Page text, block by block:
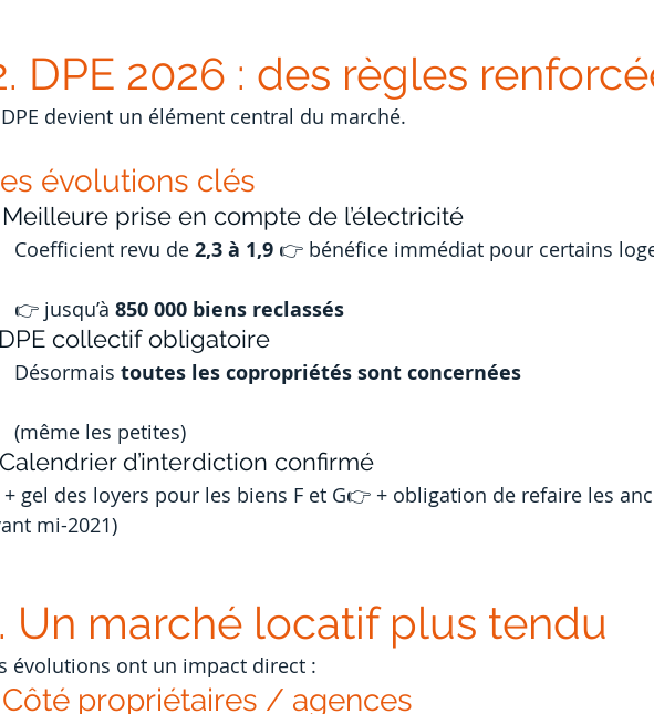
DPE 2026 : des règles
devient un élément central du marché.
évolutions clés
Meilleure prise en compte de l’électricité
Coefficient revu de 2,3 à 1,9 👉 bénéfice immédiat pour certains
👉 jusqu’à 850 000 biens reclassés
collectif obligatoire
Désormais toutes les copropriétés sont concernées
(même les petites)
d’interdiction confirmé
gel des loyers pour les biens F et G👉 + obligation de refaire les
mi-2021)
Un marché locatif plus tendu
évolutions ont un impact direct :
Côté propriétaires / agences